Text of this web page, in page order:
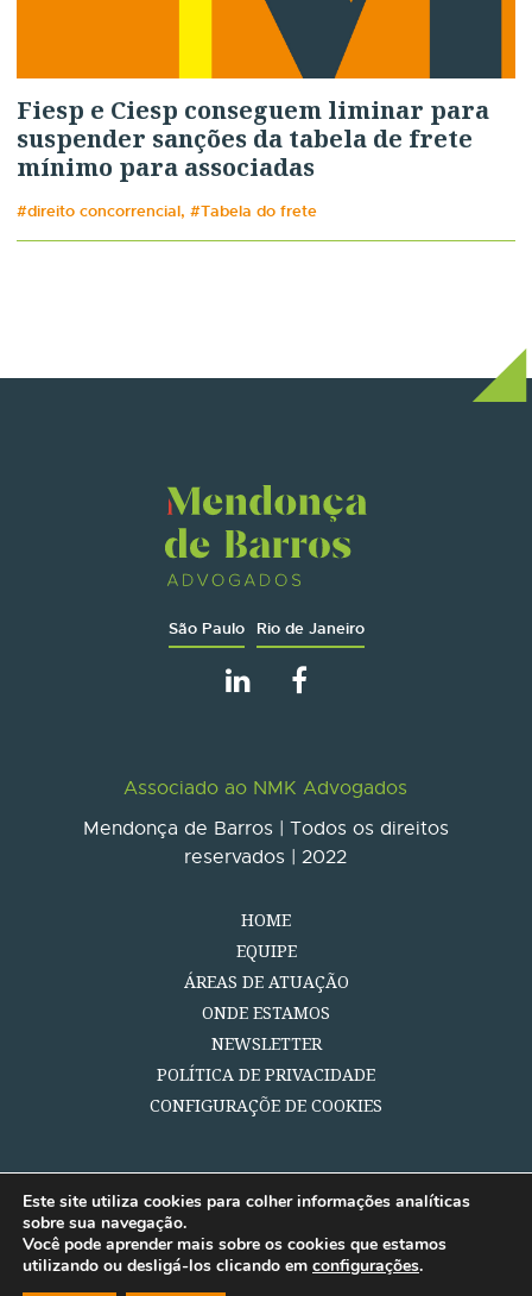
Fiesp e Ciesp conseguem liminar para
suspender sanções da tabela de frete
mínimo para associadas
#direito concorrencial, #Tabela do frete
São Paulo Rio de Janeiro
Associado ao NMK Advogados
Mendonça de Barros | Todos os direitos
reservados | 2022
HOME
EQUIPE
ÁREAS DE ATUAÇÃO
ONDE ESTAMOS
NEWSLETTER
POLÍTICA DE PRIVACIDADE
CONFIGURAÇÕE DE COOKIES
Este site utiliza cookies para colher informações analíticas
sobre sua navegação.
Você pode aprender mais sobre os cookies que estamos
utilizando ou desligá-los clicando em configurações.